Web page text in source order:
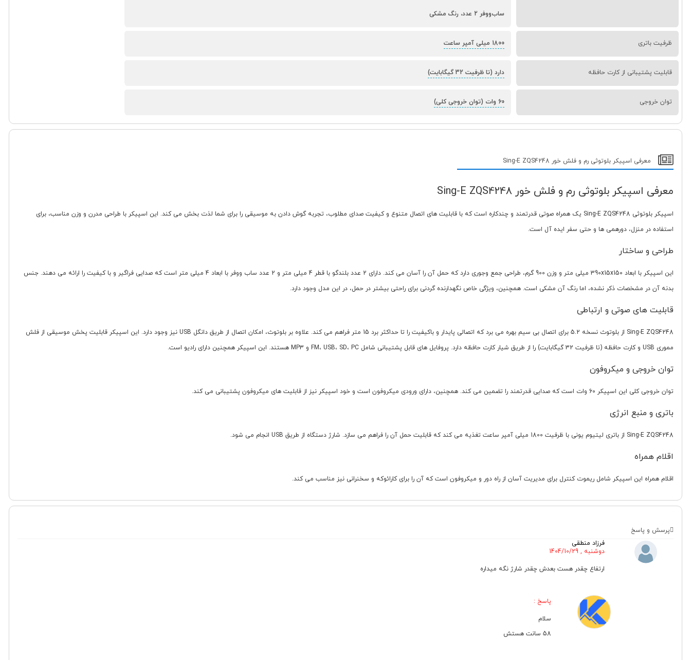
ساب‌ووفر 2 عدد، رنگ مشکی
ظرفیت باتری 1800 میلی آمپر ساعت
قابلیت پشتیبانی از کارت حافظه دارد (تا ظرفیت 32 گیگابایت)
توان خروجی 60 وات (توان خروجی کلی)
معرفی اسپیکر بلوتوثی رم و فلش خور Sing-E ZQS4248
معرفی اسپیکر بلوتوثی رم و فلش خور Sing-E ZQS4248
اسپیکر بلوتوثی Sing-E ZQS4248 یک همراه صوتی قدرتمند و چندکاره است که با قابلیت های اتصال متنوع و کیفیت صدای مطلوب، تجربه گوش دادن به موسیقی را برای شما لذت بخش می کند. این اسپیکر با طراحی مدرن و وزن مناسب، برای
استفاده در منزل، دورهمی ها و حتی سفر ایده آل است.
طراحی و ساختار
این اسپیکر با ابعاد 390x15x150 میلی متر و وزن 900 گرم، طراحی جمع وجوری دارد که حمل آن را آسان می کند. دارای 2 عدد بلندگو با قطر 4 میلی متر و 2 عدد ساب ووفر با ابعاد 4 میلی متر است که صدایی فراگیر و با کیفیت را ارائه می دهند. جنس
بدنه آن در مشخصات ذکر نشده، اما رنگ آن مشکی است. همچنین، ویژگی خاص نگهدارنده گردنی برای راحتی بیشتر در حمل، در این مدل وجود دارد.
قابلیت های صوتی و ارتباطی
Sing-E ZQS4248 از بلوتوث نسخه 5.2 برای اتصال بی سیم بهره می برد که اتصالی پایدار و باکیفیت را تا حداکثر برد 15 متر فراهم می کند. علاوه بر بلوتوث، امکان اتصال از طریق دانگل USB نیز وجود دارد. این اسپیکر قابلیت پخش موسیقی از فلش
مموری USB و کارت حافظه (تا ظرفیت 32 گیگابایت) را از طریق شیار کارت حافظه دارد. پروفایل های قابل پشتیبانی شامل FM، USB، SD، PC و MP3 هستند. این اسپیکر همچنین دارای رادیو است.
توان خروجی و میکروفون
توان خروجی کلی این اسپیکر 60 وات است که صدایی قدرتمند را تضمین می کند. همچنین، دارای ورودی میکروفون است و خود اسپیکر نیز از قابلیت های میکروفون پشتیبانی می کند.
باتری و منبع انرژی
Sing-E ZQS4248 از باتری لیتیوم یونی با ظرفیت 1800 میلی آمپر ساعت تغذیه می کند که قابلیت حمل آن را فراهم می سازد. شارژ دستگاه از طریق USB انجام می شود.
اقلام همراه
اقلام همراه این اسپیکر شامل ریموت کنترل برای مدیریت آسان از راه دور و میکروفون است که آن را برای کارائوکه و سخنرانی نیز مناسب می کند.
پرسش و پاسخ
فرزاد منطقی
دوشنبه , 1404/10/29
ارتفاع چقدر هست بعدش چقدر شارژ نگه میداره
پاسخ :
سلام
58 سانت هستش